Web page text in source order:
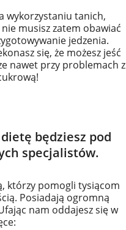
wykorzystaniu tanich,
musisz zatem obawiać
jedzenia.
się, że możesz jeść
nawet przy problemach z
będziesz pod
specjalistów.
którzy pomogli tysiącom
Posiadają ogromną
nam oddajesz się w